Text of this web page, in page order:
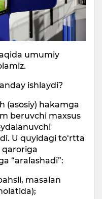
umumiy
ishlaydi?
(asosiy) hakamga
beruvchi maxsus
U quyidagi to‘rtta
qaroriga
“aralashadi”:
masalan